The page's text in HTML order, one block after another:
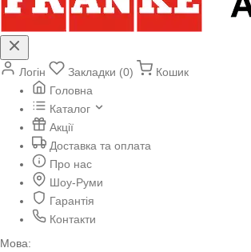
Логін Закладки (0)
Кошик
Головна
Каталог
Акції
Доставка та оплата
Про нас
Шоу-Руми
Гарантія
Контакти
Мова: